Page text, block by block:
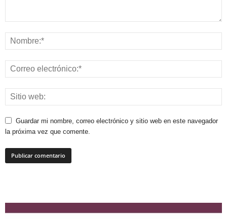
Guardar mi nombre, correo electrónico y sitio web en este navegador
la próxima vez que comente.